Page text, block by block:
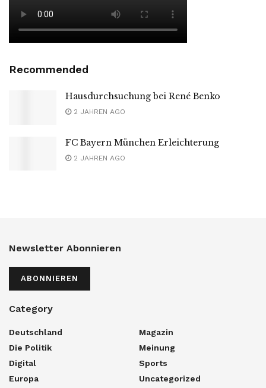
Recommended
Hausdurchsuchung bei René Benko
2 JAHREN AGO
FC Bayern München Erleichterung
2 JAHREN AGO
Newsletter Abonnieren
ABONNIEREN
Category
Deutschland
Die Politik
Digital
Europa
Magazin
Meinung
Sports
Uncategorized